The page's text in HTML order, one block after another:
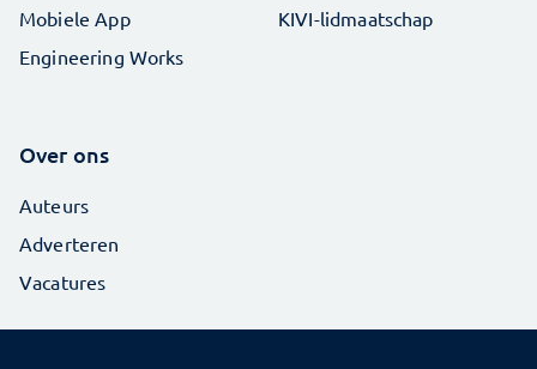
Mobiele App
Engineering Works
KIVI-lidmaatschap
Over ons
Auteurs
Adverteren
Vacatures